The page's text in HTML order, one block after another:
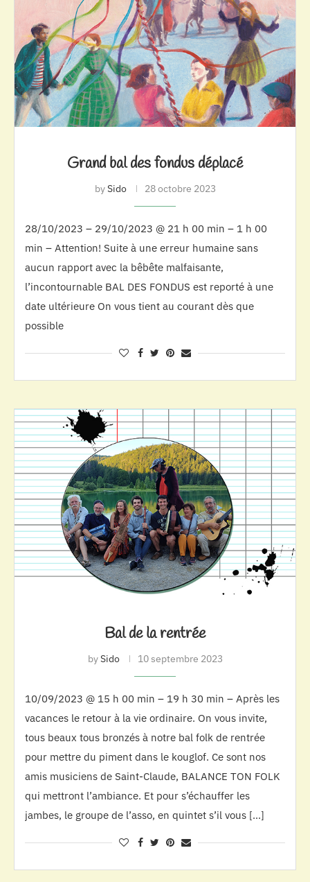
Grand bal des fondus déplacé
bySido 28 octobre 2023
28/10/2023 – 29/10/2023 @ 21 h 00 min – 1 h 00
min – Attention! Suite à une erreur humaine sans
aucun rapport avec la bêbête malfaisante,
l’incontournable BAL DES FONDUS est reporté à une
date ultérieure On vous tient au courant dès que
possible
Bal de la rentrée
bySido 10 septembre 2023
10/09/2023 @ 15 h 00 min – 19 h 30 min – Après les
vacances le retour à la vie ordinaire. On vous invite,
tous beaux tous bronzés à notre bal folk de rentrée
pour mettre du piment dans le kouglof. Ce sont nos
amis musiciens de Saint-Claude, BALANCE TON FOLK
qui mettront l’ambiance. Et pour s’échauffer les
jambes, le groupe de l’asso, en quintet s’il vous […]